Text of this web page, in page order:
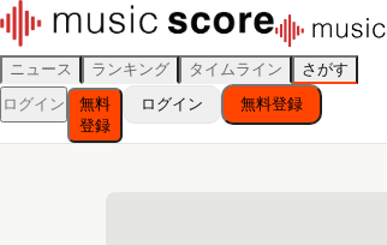
ニュース ランキング タイムライン
さがす
ログイン
無料
登録
ログイン 無料登録